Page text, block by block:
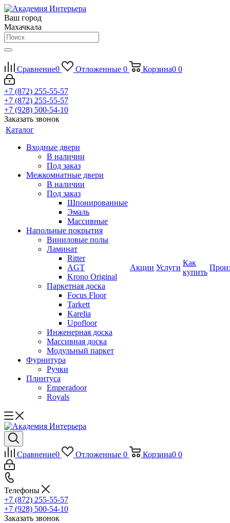
Ваш город
Махачкала
Сравнение0 Отложенные 0 Корзина0 0
+7 (872) 255-55-57
+7 (872) 255-55-57
+7 (928) 500-54-10
Заказать звонок
Каталог
Входные двери
В наличии
Под заказ
Межкомнатные двери
В наличии
Под заказ
Шпонированные
Эмаль
Массивные
Напольные покрытия
Виниловые полы
Ламинат
Ritter
AGT
Krono Original
Паркетная доска
Focus Floor
Tarkett
Karelia
Upofloor
Инженерная доска
Массивная доска
Модульный паркет
Фурнитура
Ручки
Плинтуса
Emperadoor
Royals
Акции Услуги
Как
купить
Сравнение0 Отложенные 0 Корзина0 0
Телефоны
+7 (872) 255-55-57
+7 (928) 500-54-10
Заказать звонок